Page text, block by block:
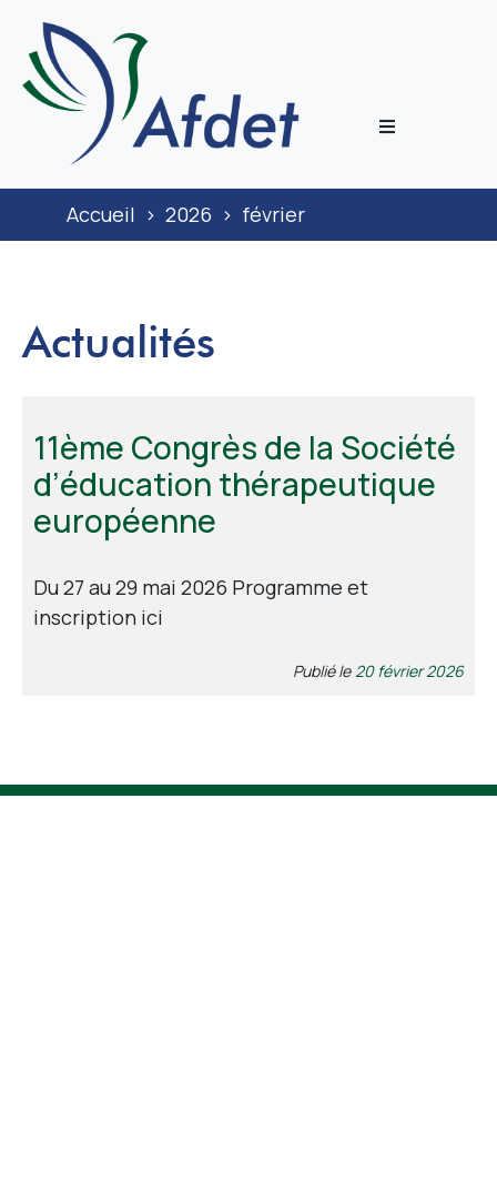
ECoH
Accueil > 2026 > février
Actualités
11ème Congrès de la Société
d’éducation thérapeutique
européenne
Du 27 au 29 mai 2026 Programme et
inscription ici
Publié le 20 février 2026